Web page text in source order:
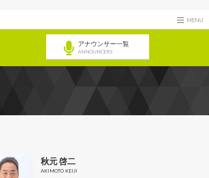
MENU
アナウンサー一覧
ANNOUNCERS
秋元 啓二
AKIMOTO KEIJI